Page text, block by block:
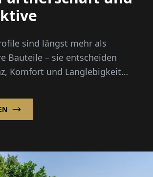
sind längst mehr als
Bauteile – sie entscheiden
Komfort und Langlebigkeit